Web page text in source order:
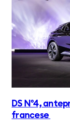
DS N°4,
francese